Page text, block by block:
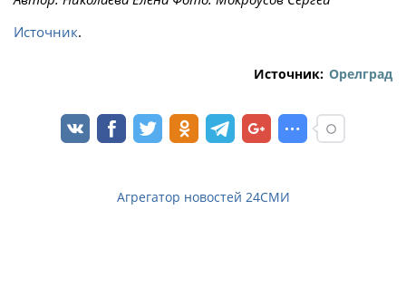
Источник.
Источник: Орелград
Агрегатор новостей 24СМИ